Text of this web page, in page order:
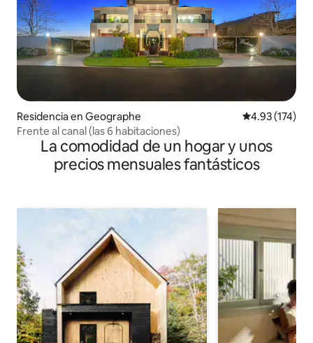
Residencia en Geographe Calificación
4.93 (174)
Frente al canal (las 6 habitaciones)
La comodidad de un hogar y unos
precios mensuales fantásticos